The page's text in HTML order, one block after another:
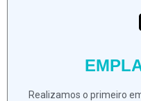
Realizamos o primeiro